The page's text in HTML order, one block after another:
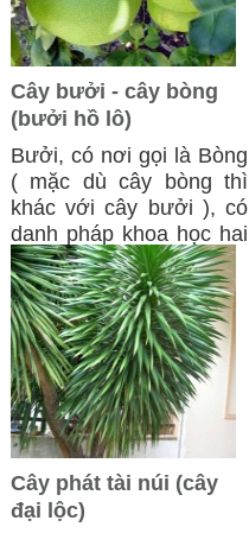
Cây bưởi - cây bòng
(bưởi hồ lô)
Bưởi, có nơi gọi là Bòng
( mặc dù cây bòng thì
khác với cây bưởi ), có
danh pháp khoa học hai
phần : ...
Cây phát tài núi (cây
đại lộc)